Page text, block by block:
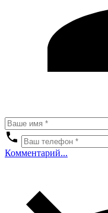
Комментарий...